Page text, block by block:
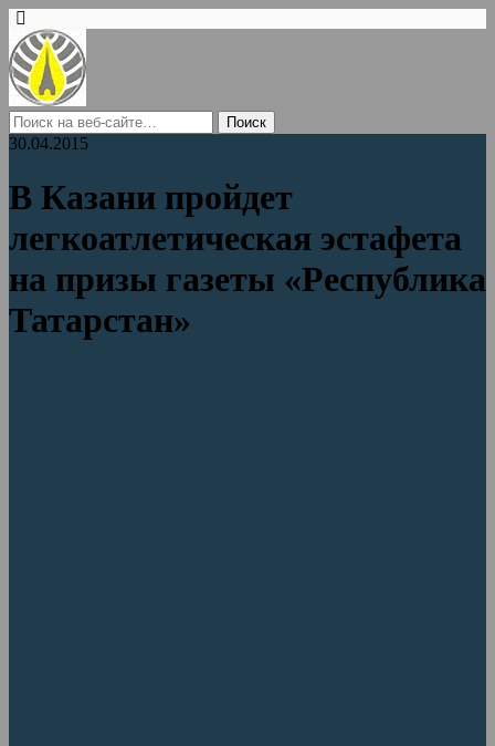
30.04.2015
В Казани пройдет
легкоатлетическая эстафета
на призы газеты «Республика
Татарстан»